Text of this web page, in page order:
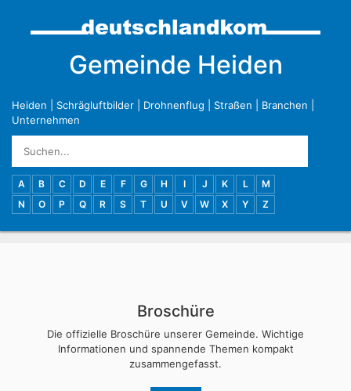
Gemeinde Heiden
Heiden Schrägluftbilder Drohnenflug Straßen Branchen
Unternehmen
A B C D E F G H I J K L
M
N
O P Q R S T U V W X Y Z
Broschüre
Die offizielle Broschüre unserer Gemeinde. Wichtige
Informationen und spannende Themen kompakt
zusammengefasst.